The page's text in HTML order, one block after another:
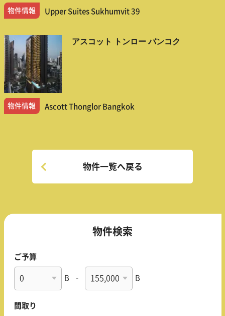
物件情報 Upper Suites Sukhumvit 39
アスコット トンロー バンコク
物件情報 Ascott Thonglor Bangkok
物件一覧へ戻る
物件検索
ご予算
B - B
間取り